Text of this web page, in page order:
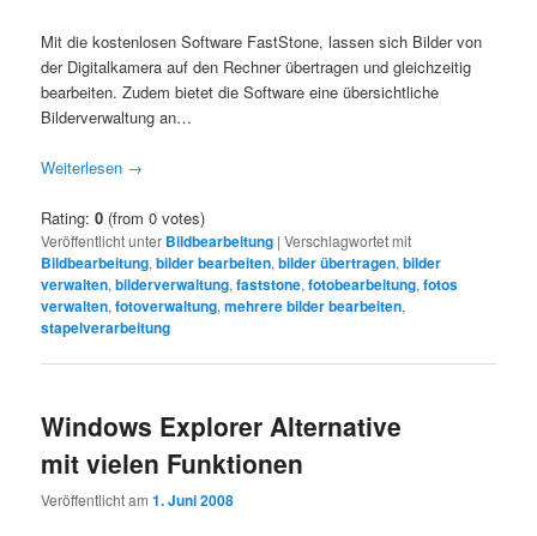
Mit die kostenlosen Software FastStone, lassen sich Bilder von
der Digitalkamera auf den Rechner übertragen und gleichzeitig
bearbeiten. Zudem bietet die Software eine übersichtliche
Bilderverwaltung an…
Weiterlesen →
Rating:0 (from 0 votes)
Veröffentlicht unter Bildbearbeitung |Verschlagwortet mit
Bildbearbeitung,bilder bearbeiten,bilder übertragen,bilder
verwalten,bilderverwaltung,faststone,fotobearbeitung,fotos
verwalten,fotoverwaltung,mehrere bilder bearbeiten,
stapelverarbeitung
Windows Explorer Alternative
mit vielen Funktionen
Veröffentlicht am1. Juni 2008